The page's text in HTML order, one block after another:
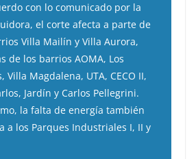
con lo comunicado por la
el corte afecta a parte de
Villa Mailín y Villa Aurora,
de los barrios AOMA, Los
Villa Magdalena, UTA, CECO II,
Jardín y Carlos Pellegrini.
la falta de energía también
a los Parques Industriales I, II y